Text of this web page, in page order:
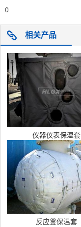
0
相关产品
仪器仪表保温套
反应釜保温套